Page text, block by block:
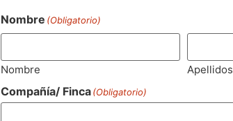
Nombre (Obligatorio)
Nombre Apellidos
Compañía/ Finca (Obligatorio)